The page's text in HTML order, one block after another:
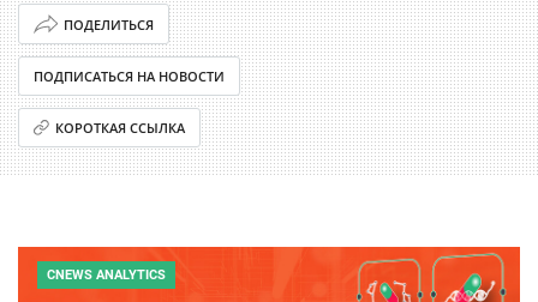
ПОДЕЛИТЬСЯ
ПОДПИСАТЬСЯ НА НОВОСТИ
КОРОТКАЯ ССЫЛКА
CNEWS ANALYTICS